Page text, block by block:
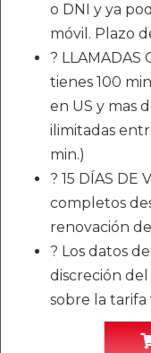
o DNI y ya
móvil. Plazo
? LLAMADAS
tienes 100
en US y mas
ilimitadas
min.)
? 15 DÍAS DE
completos
renovación
? Los datos
discreción
sobre la